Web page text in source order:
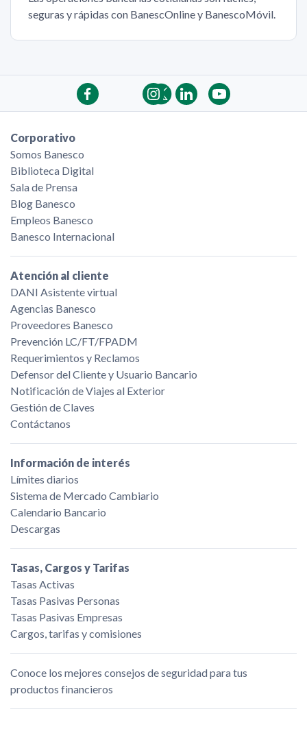
seguras y rápidas con BanescOnline y BanescoMóvil.
Corporativo
Somos Banesco
Biblioteca Digital
Sala de Prensa
Blog Banesco
Empleos Banesco
Banesco Internacional
Atención al cliente
DANI Asistente virtual
Agencias Banesco
Proveedores Banesco
Prevención LC/FT/FPADM
Requerimientos y Reclamos
Defensor del Cliente y Usuario Bancario
Notificación de Viajes al Exterior
Gestión de Claves
Contáctanos
Información de interés
Límites diarios
Sistema de Mercado Cambiario
Calendario Bancario
Descargas
Tasas, Cargos y Tarifas
Tasas Activas
Tasas Pasivas Personas
Tasas Pasivas Empresas
Cargos, tarifas y comisiones
Conoce los mejores consejos de seguridad para tus
productos financieros